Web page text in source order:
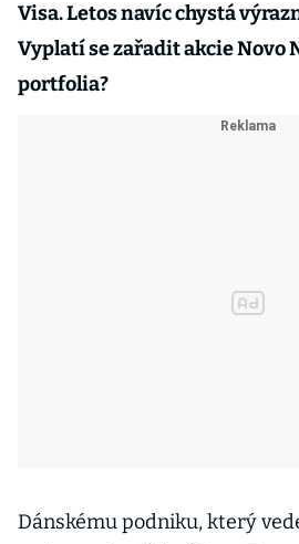
Visa. Letos navíc chystá
Vyplatí se zařadit akcie Novo
portfolia?
Dánskému podniku, který